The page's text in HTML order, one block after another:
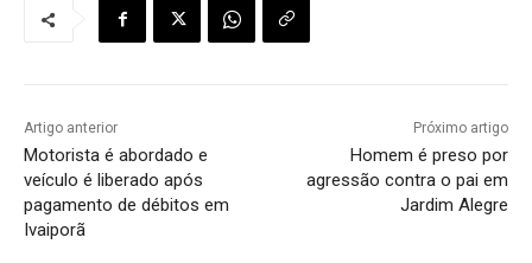
Artigo anterior
Motorista é abordado e
veículo é liberado após
pagamento de débitos em
Ivaiporã
Próximo artigo
Homem é preso por
agressão contra o pai em
Jardim Alegre